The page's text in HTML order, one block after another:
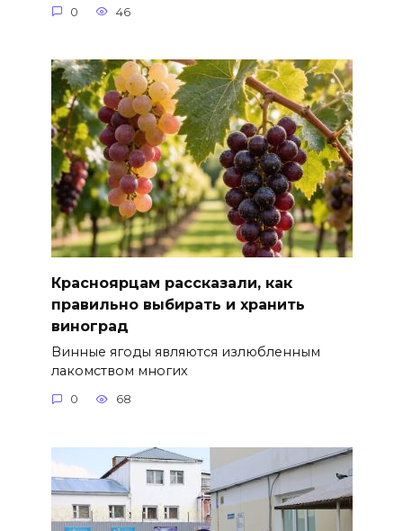
0 46
Красноярцам рассказали, как
правильно выбирать и хранить
виноград
Винные ягоды являются излюбленным
лакомством многих
0 68